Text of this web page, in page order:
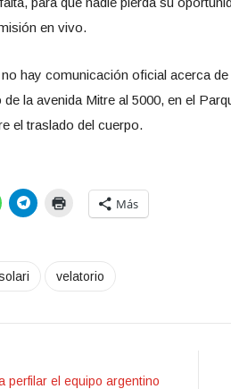
en vivo.
hay comunicación oficial acerca
de la avenida Mitre al 5000, en el
el traslado del cuerpo.
Más
velatorio
perfilar el equipo argentino